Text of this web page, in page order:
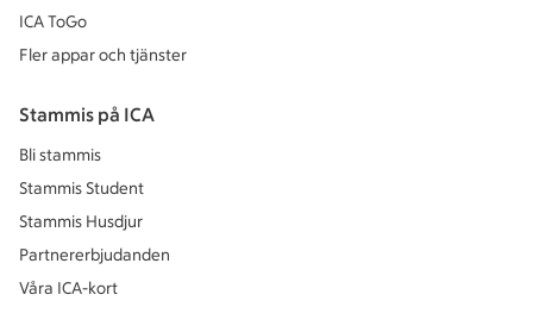
ICA ToGo
Fler appar och tjänster
Stammis på ICA
Bli stammis
Stammis Student
Stammis Husdjur
Partnererbjudanden
Våra ICA-kort